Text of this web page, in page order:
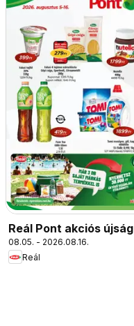
Reál Pont akciós újság
08.05. - 2026.08.16.
Reál